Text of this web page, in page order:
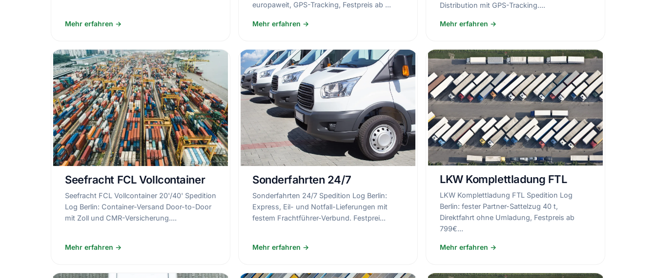
Mehr erfahren →
europaweit, GPS-Tracking, Festpreis ab ...
Mehr erfahren →
Distribution mit GPS-Tracking....
Mehr erfahren →
Seefracht FCL Vollcontainer
Seefracht FCL Vollcontainer 20'/40' Spedition
Log Berlin: Container-Versand Door-to-Door
mit Zoll und CMR-Versicherung....
Mehr erfahren →
Sonderfahrten 24/7
Sonderfahrten 24/7 Spedition Log Berlin:
Express, Eil- und Notfall-Lieferungen mit
festem Frachtführer-Verbund. Festprei...
Mehr erfahren →
LKW Komplettladung FTL
LKW Komplettladung FTL Spedition Log
Berlin: fester Partner-Sattelzug 40 t,
Direktfahrt ohne Umladung, Festpreis ab
799€...
Mehr erfahren →